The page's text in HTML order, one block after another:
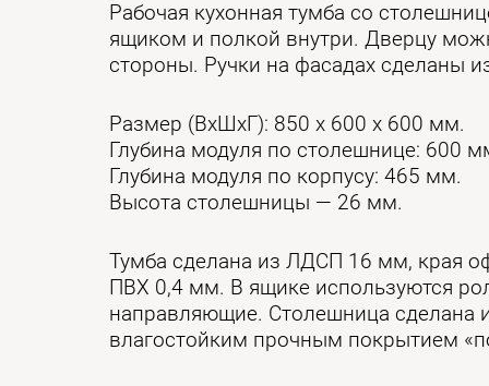
Рабочая кухонная тумба со
ящиком и полкой внутри. Дверцу
стороны. Ручки на фасадах сделаны
Размер (ВхШхГ): 850 х 600 х 600 мм.
Глубина модуля по столешнице: 600
Глубина модуля по корпусу: 465 мм.
Высота столешницы — 26 мм.
Тумба сделана из ЛДСП 16 мм, края
ПВХ 0,4 мм. В ящике используются
направляющие. Столешница сделана
влагостойким прочным покрытием